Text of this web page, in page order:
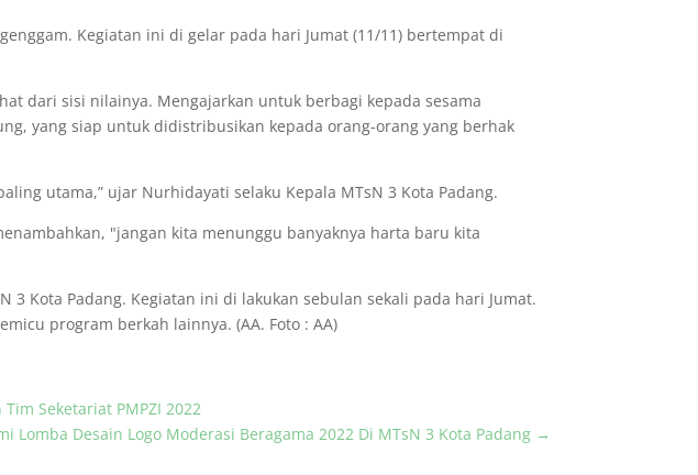
Kegiatan ini di gelar pada hari Jumat (11/11) bertempat di
dari sisi nilainya. Mengajarkan untuk berbagi kepada sesama
yang siap untuk didistribusikan kepada orang-orang yang berhak
utama,” ujar Nurhidayati selaku Kepala MTsN 3 Kota Padang.
"jangan kita menunggu banyaknya harta baru kita
Kota Padang. Kegiatan ini di lakukan sebulan sekali pada hari Jumat.
program berkah lainnya. (AA. Foto : AA)
Seketariat PMPZI 2022
Lomba Desain Logo Moderasi Beragama 2022 Di MTsN 3 Kota Padang→